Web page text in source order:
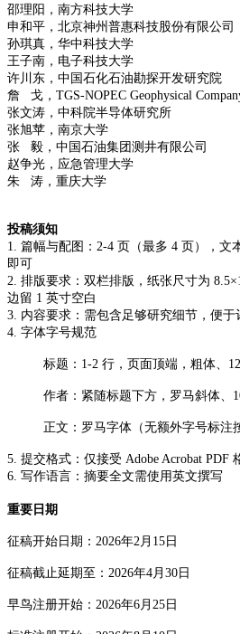
邵理阳，南方科技大学
申和平，北京神州普惠科技股份有限公司
孙琪真，华中科技大学
王子南，电子科技大学
许川东，中国石化石油勘探开发研究院
詹 戈，TGS-NOPEC Geophysical
张文涛，中科院半导体研究所
张旭苹，南京大学
张 毅，中国石油集团测井有限公司
赵争光，应急管理大学
朱 涛，重庆大学
投稿须知
1. 篇幅与配图：2-4 页（最多 4 页），文
即可
2. 排版要求：双栏排版，纸张尺寸为
边留 1 英寸空白
3. 内容要求：需包含足够研究细节，便
4. 字体字号规范
标题：1-2 行，页面顶端，粗体、
作者：紧随标题下方，罗马斜体、
正文：罗马字体（无额外字号标注
5. 提交格式：仅接受 Adobe Acrobat PDF
6. 写作语言：摘要全文需使用英文撰写
重要日期
征稿开始日期：2026年2月15日
征稿截止延期至：2026年4月30日
早鸟注册开始：2026年6月25日